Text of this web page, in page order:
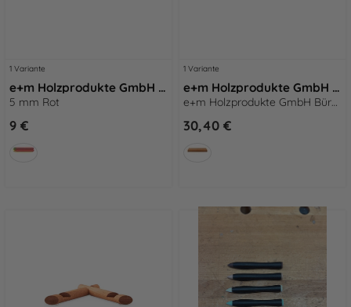
1 Variante
e+m Holzprodukte GmbH Schreibminen MARKER 5
5 mm Rot
9 €
1 Variante
e+m Holzprodukte GmbH Büro-Accessoires TABLET BOARD natur
e+m Holzprodukte GmbH Büro-Accessoires TABLET BOARD natur
30,40 €